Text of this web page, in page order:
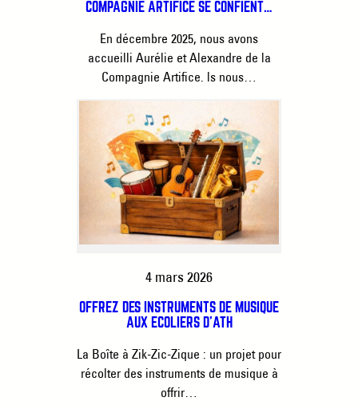
COMPAGNIE ARTIFICE SE CONFIENT…
En décembre 2025, nous avons
accueilli Aurélie et Alexandre de la
Compagnie Artifice. ls nous…
4 mars 2026
OFFREZ DES INSTRUMENTS DE MUSIQUE
AUX ÉCOLIERS D’ATH
La Boîte à Zik-Zic-Zique : un projet pour
récolter des instruments de musique à
offrir…